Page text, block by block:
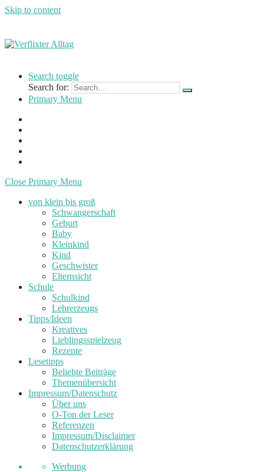
Skip to content
Alltag
einer
Mutter
Lehrerin
Search toggle
Search for:
Primary Menu
Close Primary Menu
von klein bis groß
Schwangerschaft
Geburt
Baby
Kleinkind
Kind
Geschwister
Elternsicht
Schule
Schulkind
Lehrerzeugs
Tipps/Ideen
Kreatives
Lieblingsspielzeug
Rezepte
Lesetipps
Beliebte Beiträge
Themenübersicht
Impressum/Datenschutz
Über uns
O-Ton der Leser
Referenzen
Impressum/Disclaimer
Datenschutzerklärung
Werbung